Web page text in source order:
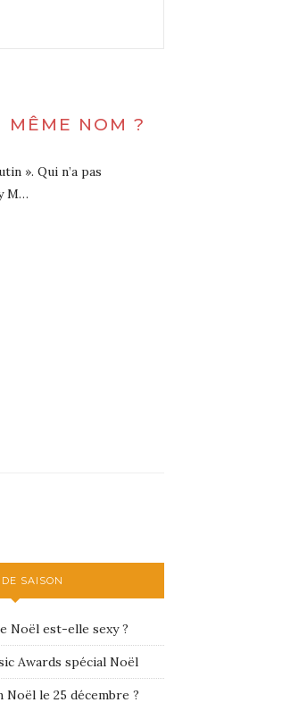
MÊME NOM ?
». Qui n’a pas
M…
DE SAISON
Noël est-elle sexy ?
Awards spécial Noël
le 25 décembre ?